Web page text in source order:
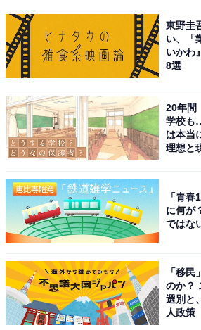
東野圭
い、「
いかわ
8選
20年間
学校も
は本当
理想と
「青
に何が
ではな
「移
のか？
選別と
人政策